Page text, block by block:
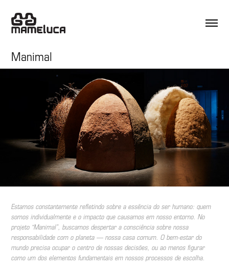
Manimal
Estamos constantemente refletindo sobre a essência do ser humano: quem
somos individualmente e o impacto que causamos em nosso entorno. No
projeto “Manimal”, buscamos despertar a consciência sobre nossa
responsabilidade com o planeta — nossa casa comum. O bem-estar do
mundo precisa ocupar o centro de nossas decisões, ou ao menos figurar
como um dos elementos fundamentais em nossos processos de escolha.